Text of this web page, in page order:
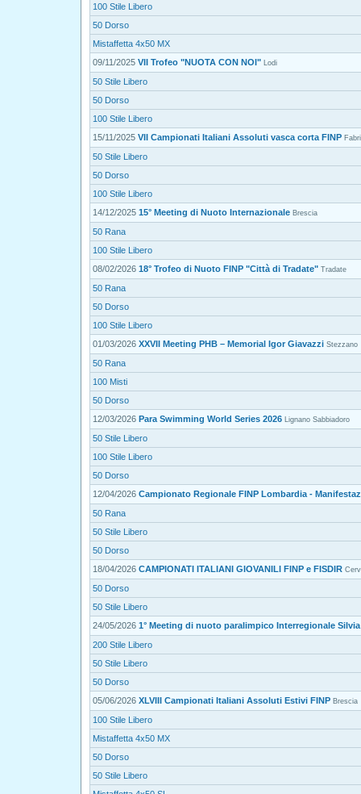
100 Stile Libero
50 Dorso
Mistaffetta 4x50 MX
09/11/2025 VII Trofeo "NUOTA CON NOI" Lodi
50 Stile Libero
50 Dorso
100 Stile Libero
15/11/2025 VII Campionati Italiani Assoluti vasca corta FINP
50 Stile Libero
50 Dorso
100 Stile Libero
14/12/2025 15° Meeting di Nuoto Internazionale Brescia
50 Rana
100 Stile Libero
08/02/2026 18° Trofeo di Nuoto FINP "Città di Tradate" Tradate
50 Rana
50 Dorso
100 Stile Libero
01/03/2026 XXVII Meeting PHB – Memorial Igor Giavazzi Stezzano
50 Rana
100 Misti
50 Dorso
12/03/2026 Para Swimming World Series 2026 Lignano Sabbiadoro
50 Stile Libero
100 Stile Libero
50 Dorso
12/04/2026 Campionato Regionale FINP Lombardia -
50 Rana
50 Stile Libero
50 Dorso
18/04/2026 CAMPIONATI ITALIANI GIOVANILI FINP e FISDIR
50 Dorso
50 Stile Libero
24/05/2026 1° Meeting di nuoto paralimpico Interregionale
200 Stile Libero
50 Stile Libero
50 Dorso
05/06/2026 XLVIII Campionati Italiani Assoluti Estivi FINP Brescia
100 Stile Libero
Mistaffetta 4x50 MX
50 Dorso
50 Stile Libero